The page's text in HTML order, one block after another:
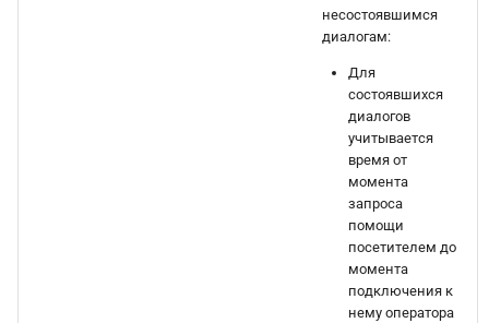
несостоявшимся
диалогам:
Для
состоявшихся
диалогов
учитывается
время от
момента
запроса
помощи
посетителем до
момента
подключения к
нему оператора